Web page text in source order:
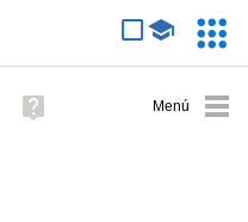
avanzada
Ayuda
(en